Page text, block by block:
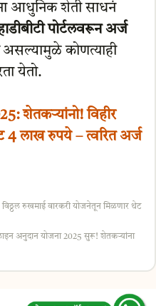
आधुनिक शेती साधनं
पोर्टलवरून अर्ज
कोणत्याही
येतो.
शेतकऱ्यांनो! विहीर
4 लाख रुपये – त्वरित अर्ज
रुखमाई वारकरी योजनेतून मिळणार थेट
अनुदान योजना 2025 सुरू! शेतकऱ्यांना